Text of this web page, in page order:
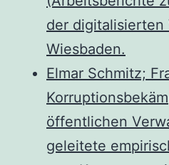
der
Wiesbaden.
Elmar Schmitz;
öffentlichen
geleitete